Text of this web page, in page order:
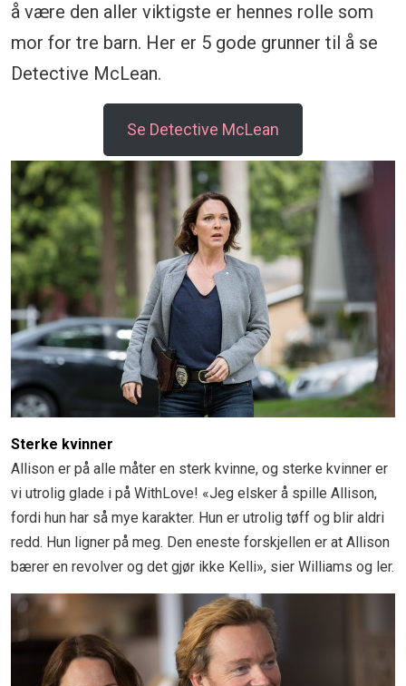
å være den aller viktigste er hennes rolle som
mor for tre barn. Her er 5 gode grunner til å se
Detective McLean.
Se Detective McLean
Sterke kvinner
Allison er på alle måter en sterk kvinne, og sterke kvinner er
vi utrolig glade i på WithLove! «Jeg elsker å spille Allison,
fordi hun har så mye karakter. Hun er utrolig tøff og blir aldri
redd. Hun ligner på meg. Den eneste forskjellen er at Allison
bærer en revolver og det gjør ikke Kelli», sier Williams og ler.